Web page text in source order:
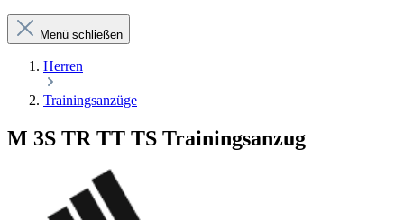
Menü schließen
Herren
Trainingsanzüge
M 3S TR TT TS Trainingsanzug